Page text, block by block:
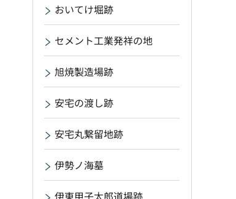
おいてけ堀跡
セメント工業発祥の地
旭焼製造場跡
安宅の渡し跡
安宅丸繋留地跡
伊勢ノ海墓
伊東甲子太郎道場跡